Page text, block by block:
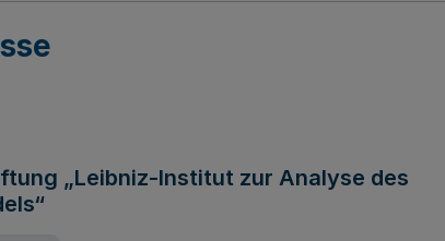
„Leibniz-Institut zur Analyse des